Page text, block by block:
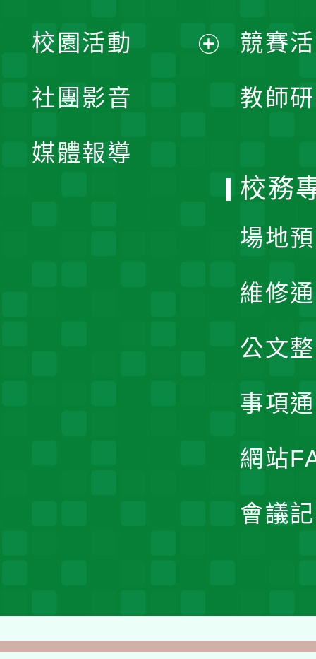
競賽
教師
開
校園活動
社團影音
媒體報導
校務
場地
維修
公文
事項
網站
會議